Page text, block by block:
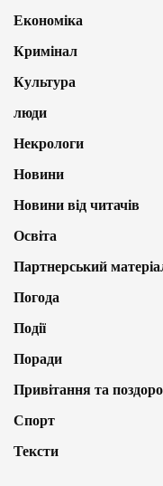
Економіка
Кримінал
Культура
люди
Некрологи
Новини
Новини від читачів
Освіта
Партнерський
Погода
Події
Поради
Привітання та
Спорт
Тексти